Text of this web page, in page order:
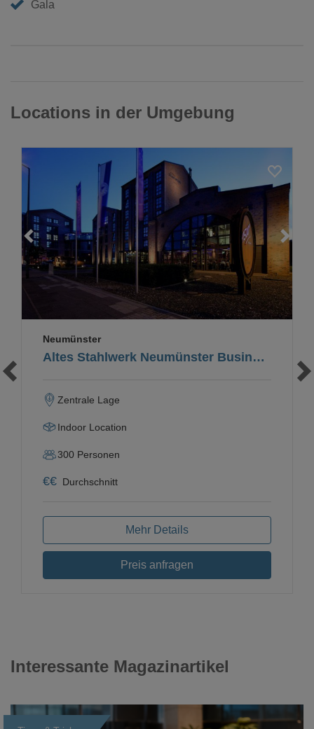
Gala
Locations in der Umgebung
Altes Stahlwerk Neumünster Business & Lifestyle Hotel
Neumünster
Zentrale Lage
Indoor Location
300 Personen
€€ Durchschnitt
Mehr Details
Preis anfragen
Interessante Magazinartikel